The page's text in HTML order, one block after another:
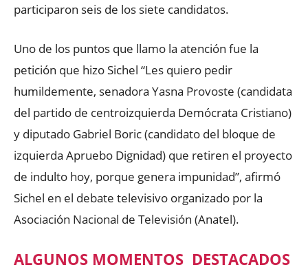
participaron seis de los siete candidatos.
Uno de los puntos que llamo la atención fue la
petición que hizo Sichel “Les quiero pedir
humildemente, senadora Yasna Provoste (candidata
del partido de centroizquierda Demócrata Cristiano)
y diputado Gabriel Boric (candidato del bloque de
izquierda Apruebo Dignidad) que retiren el proyecto
de indulto hoy, porque genera impunidad”, afirmó
Sichel en el debate televisivo organizado por la
Asociación Nacional de Televisión (Anatel).
ALGUNOS MOMENTOS DESTACADOS